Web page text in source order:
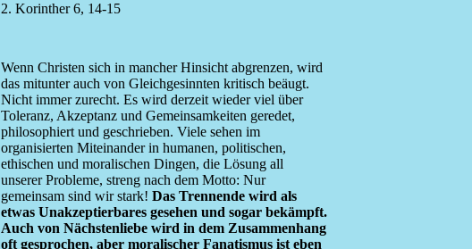
2. Korinther 6, 14-15
Wenn Christen sich in mancher Hinsicht abgrenzen, wird
das mitunter auch von Gleichgesinnten kritisch beäugt.
Nicht immer zurecht. Es wird derzeit wieder viel über
Toleranz, Akzeptanz und Gemeinsamkeiten geredet,
philosophiert und geschrieben. Viele sehen im
organisierten Miteinander in humanen, politischen,
ethischen und moralischen Dingen, die Lösung all
unserer Probleme, streng nach dem Motto: Nur
gemeinsam sind wir stark! Das Trennende wird als
etwas Unakzeptierbares gesehen und sogar bekämpft.
Auch von Nächstenliebe wird in dem Zusammenhang
oft gesprochen, aber moralischer Fanatismus ist eben